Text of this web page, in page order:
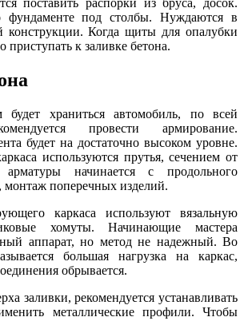
фундаменте под столбы. Нуждаются в
конструкции. Когда щиты для опалубки
к заливке бетона.
храниться автомобиль, по всей
провести армирование.
будет на достаточно высоком уровне.
используются прутья, сечением от
начинается с продольного
монтаж поперечных изделий.
каркаса используют вязальную
хомуты. Начинающие мастера
аппарат, но метод не надежный. Во
большая нагрузка на каркас,
обрывается.
заливки, рекомендуется устанавливать
металлические профили. Чтобы